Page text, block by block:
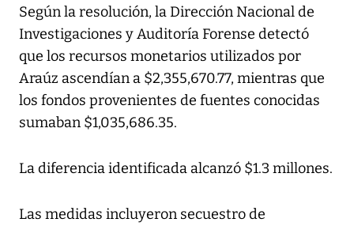
Según la resolución, la Dirección Nacional de
Investigaciones y Auditoría Forense detectó
que los recursos monetarios utilizados por
Araúz ascendían a $2,355,670.77, mientras que
los fondos provenientes de fuentes conocidas
sumaban $1,035,686.35.
La diferencia identificada alcanzó $1.3 millones.
Las medidas incluyeron secuestro de